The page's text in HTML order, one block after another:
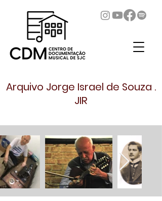
Arquivo Jorge Israel de Souza .
JIR